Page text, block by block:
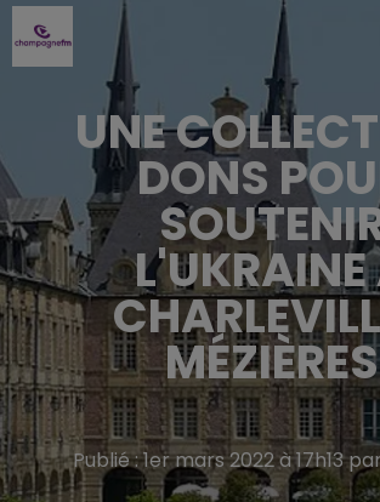
UNE
DONS
MÉZIÈRES
Publié : 1er mars 2022 à 17h13